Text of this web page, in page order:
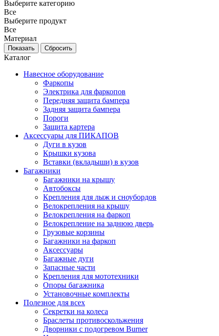
Выберите категорию
Все
Выберите продукт
Все
Материал
Каталог
Навесное оборудование
Фаркопы
Электрика для фаркопов
Передняя защита бампера
Задняя защита бампера
Пороги
Защита картера
Аксессуары для ПИКАПОВ
Дуги в кузов
Крышки кузова
Вставки (вкладыши) в кузов
Багажники
Багажники на крышу
Автобоксы
Крепления для лыж и сноубордов
Велокрепления на крышу
Велокрепления на фаркоп
Велокрепление на заднюю дверь
Грузовые корзины
Багажники на фаркоп
Аксессуары
Багажные дуги
Запасные части
Крепления для мототехники
Опоры багажника
Установочные комплекты
Полезное для всех
Секретки на колеса
Браслеты противоскольжения
Дворники с подогревом Burner